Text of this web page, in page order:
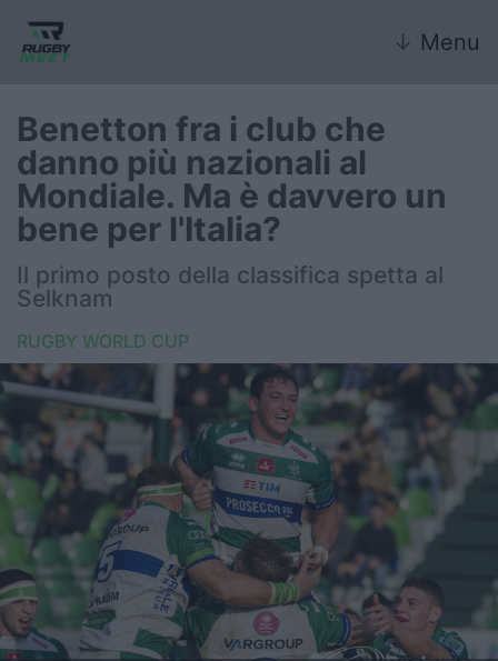
↓ Menu
Nazionale
Nazionali giovanili
Rugby Sevens
FIR
Internazionale
6 Nazioni
United Rugby Championship
Top14
Premiership
Champions Cup
Benetton fra i club che
danno più nazionali al
Mondiale. Ma è davvero un
bene per l'Italia?
Il primo posto della classifica spetta al
Selknam
RUGBY WORLD CUP